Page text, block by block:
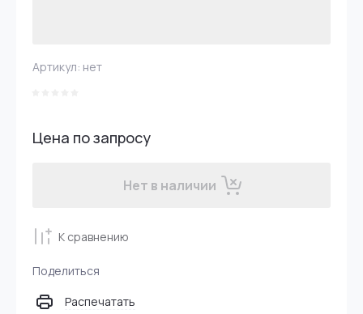
Артикул: нет
Цена по запросу
Нет в наличии
К сравнению
Поделиться
Распечатать